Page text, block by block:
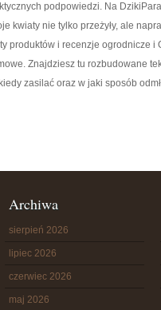
podpowiedzi. Na
kwiaty nie tylko przeżyły, ale
produktów i recenzje ogrodnicze i
Znajdziesz tu rozbudowane
zasilać oraz w jaki sposób
Archiwa
sierpień 2026
lipiec 2026
czerwiec 2026
maj 2026